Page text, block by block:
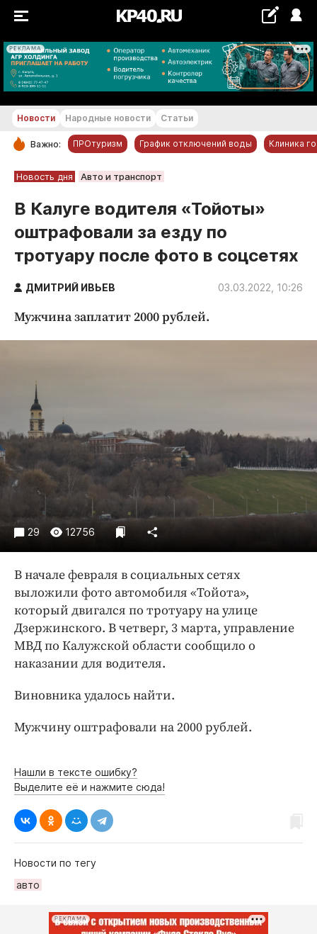
РЕКЛАМА
+22...+23 °С
РУБРИКИ
Новости компаний
Статьи
Народные новости
Авто и транспорт
Погода
Праздники
Происшествия
Спорт
Экономика и бизнес
Блоги
Издания
Медиаперсона
Интересное чтиво
Клиника года
Работодатель года
Новости Народные новости Статьи
Важно: ПРОтуризм График отключений воды Клиника
Новость дня Авто и транспорт
В Калуге водителя «Тойоты»
оштрафовали за езду по
тротуару после фото в соцсетях
ДМИТРИЙ ИВЬЕВ 03.03.2022, 10:26
Мужчина заплатит 2000 рублей.
29 12756
В начале февраля в социальных сетях
выложили фото автомобиля «Тойота»,
который двигался по тротуару на улице
Дзержинского. В четверг, 3 марта, управление
МВД по Калужской области сообщило о
наказании для водителя.
Виновника удалось найти.
Мужчину оштрафовали на 2000 рублей.
Нашли в тексте ошибку?
Выделите её и нажмите сюда!
Новости по тегу
авто
РЕКЛАМА